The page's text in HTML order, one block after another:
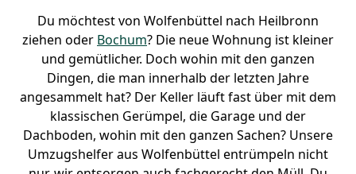
Du möchtest von Wolfenbüttel nach Heilbronn
ziehen oder Bochum? Die neue Wohnung ist kleiner
und gemütlicher. Doch wohin mit den ganzen
Dingen, die man innerhalb der letzten Jahre
angesammelt hat? Der Keller läuft fast über mit dem
klassischen Gerümpel, die Garage und der
Dachboden, wohin mit den ganzen Sachen? Unsere
Umzugshelfer aus Wolfenbüttel entrümpeln nicht